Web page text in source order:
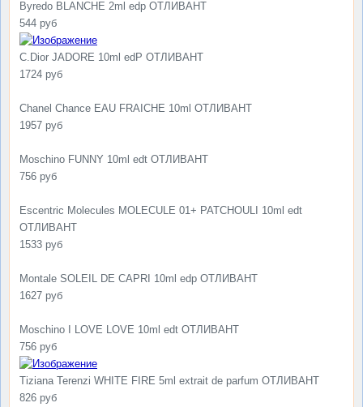
Byredo BLANCHE 2ml edp ОТЛИВАНТ
544 руб
C.Dior JADORE 10ml edP ОТЛИВАНТ
1724 руб
Chanel Chance EAU FRAICHE 10ml ОТЛИВАНТ
1957 руб
Moschino FUNNY 10ml edt ОТЛИВАНТ
756 руб
Escentric Molecules MOLECULE 01+ PATCHOULI 10ml edt
ОТЛИВАНТ
1533 руб
Montale SOLEIL DE CAPRI 10ml edp ОТЛИВАНТ
1627 руб
Moschino I LOVE LOVE 10ml edt ОТЛИВАНТ
756 руб
Tiziana Terenzi WHITE FIRE 5ml extrait de parfum ОТЛИВАНТ
826 руб